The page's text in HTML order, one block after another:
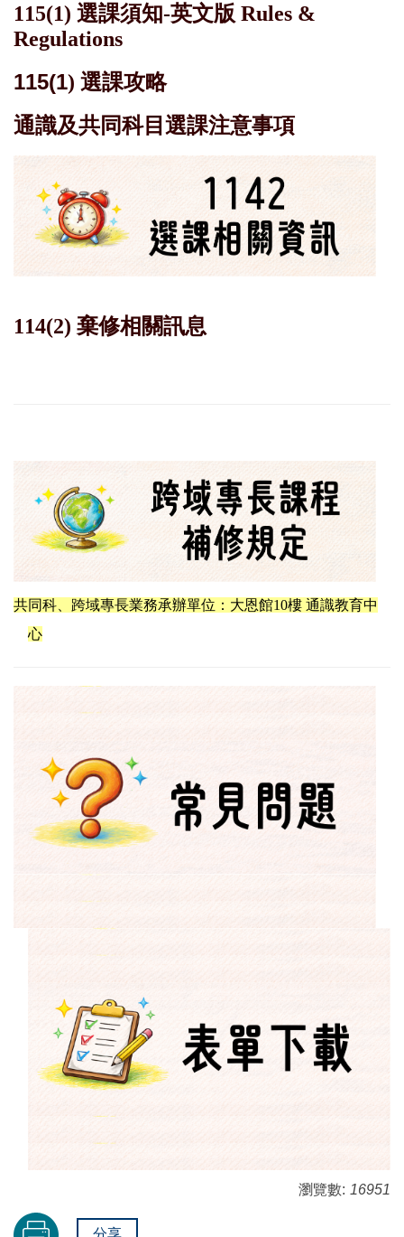
115(1) 選課須知-英文版 Rules &
Regulations
115(1) 選課攻略
通識及共同科目選課注意事項
114(2) 棄修相關訊息
共同科、跨域專長業務承辦單位：大恩館10樓 通識教育中
心
瀏覽數: 16951
分享